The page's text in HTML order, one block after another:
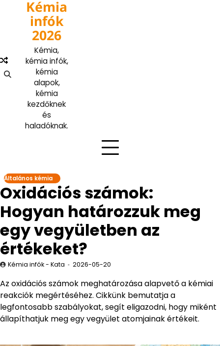
Kémia
infók
2026
Kémia,
kémia infók,
kémia
alapok,
kémia
kezdőknek
és
haladóknak.
Általános kémia
Oxidációs számok:
Hogyan határozzuk meg
egy vegyületben az
értékeket?
Kémia infók - Kata 2026-05-20
Az oxidációs számok meghatározása alapvető a kémiai
reakciók megértéséhez. Cikkünk bemutatja a
legfontosabb szabályokat, segít eligazodni, hogy miként
állapíthatjuk meg egy vegyület atomjainak értékeit.